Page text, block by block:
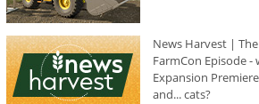
News Harvest | The
FarmCon Episode -
Expansion
and... cats?